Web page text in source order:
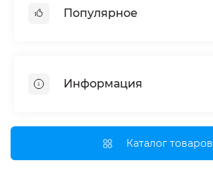
Популярное
Специнструмент для СТО
Информация
Оплата и доставка
Партнерам
Каталог товаров